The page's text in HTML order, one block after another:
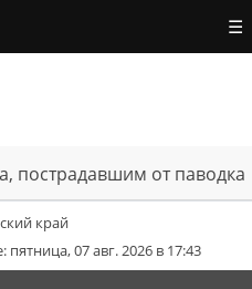
☰
пострадавшим от паводка
край
07 авг. 2026 в 17:43